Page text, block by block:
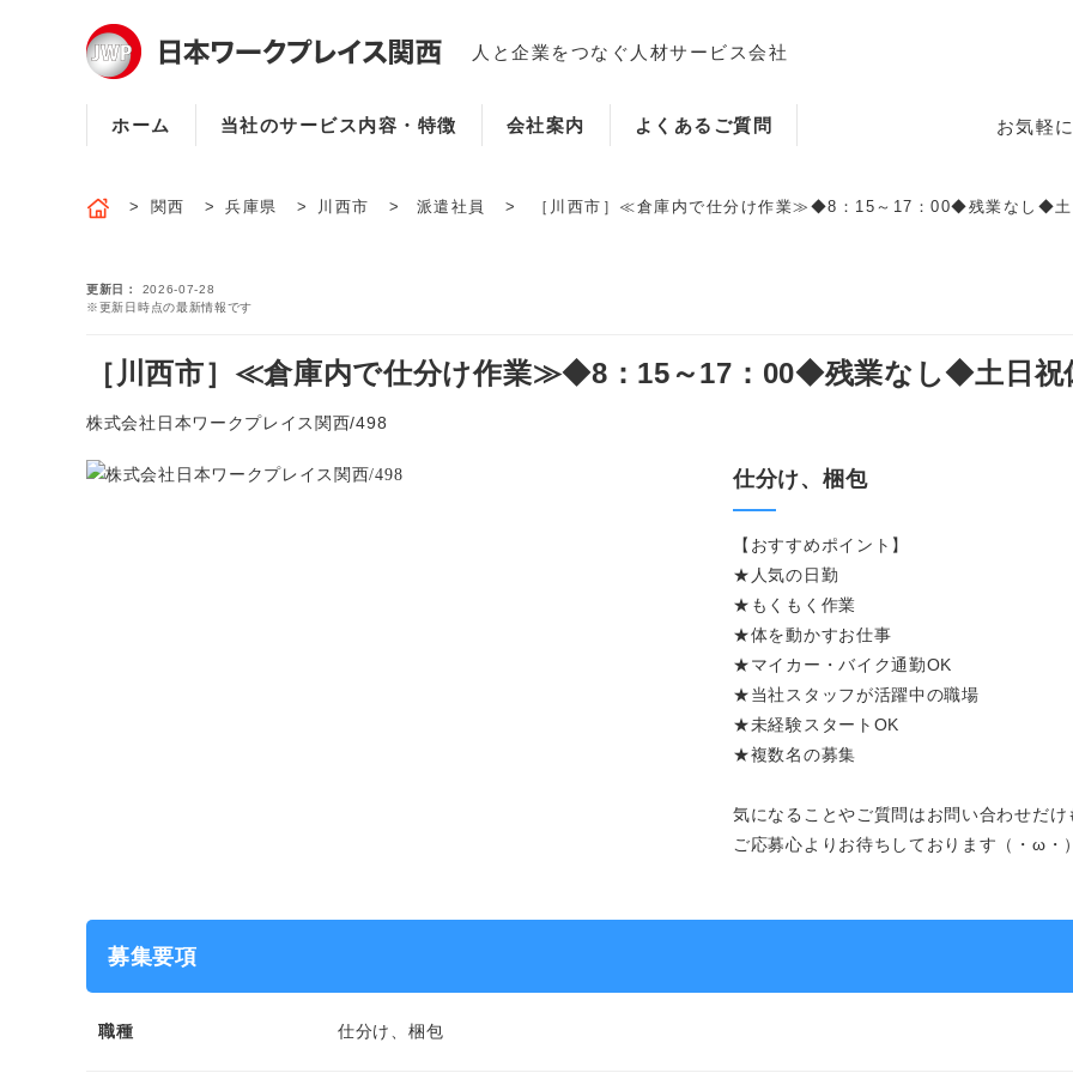
人と企業をつなぐ人材サービス会社
ホーム 当社のサービス内容・特徴 会社案内 よくあるご質問 お気軽
ホーム
会社案内
よくあるご質問
お気軽にご相談ください
関西 兵庫県 川西市 派遣社員 ［川西市］≪倉庫内で仕分け作業≫◆8：15～17：00◆残業なし◆
更新日
2026-07-28
※更新日時点の最新情報です
［川西市］≪倉庫内で仕分け作業≫◆8：15～17：00◆残業なし◆土日祝
株式会社日本ワークプレイス関西/498
仕分け、梱包
【おすすめポイント】
★人気の日勤
★もくもく作業
★体を動かすお仕事
★マイカー・バイク通勤OK
★当社スタッフが活躍中の職場
★未経験スタートOK
★複数名の募集
気になることやご質問はお問い合わせだ
ご応募心よりお待ちしております（・ω・
募集要項
職種 仕分け、梱包